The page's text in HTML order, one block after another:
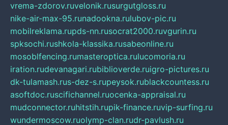
vrema-zdorov.ruvelonik.rusurgutgloss.ru
nike-air-max-95.runadookna.rulubov-pic.ru
mobilreklama.rupds-nn.rusocrat2000.ruvgurin.ru
spksochi.rushkola-klassika.rusabeonline.ru
mosoblfencing.rumasteroptica.rulucomoria.ru
iration.rudevanagari.rubiblioverde.ruigro-pictures.ru
dk-tulamash.rus-dez-s.rupeysok.rublackcountess.ru
asoftdoc.ruscifichannel.ruocenka-appraisal.ru
mudconnector.ruhitstih.rupik-finance.ruvip-surfing.ru
wundermoscow.ruolymp-clan.rudr-pavlush.ru